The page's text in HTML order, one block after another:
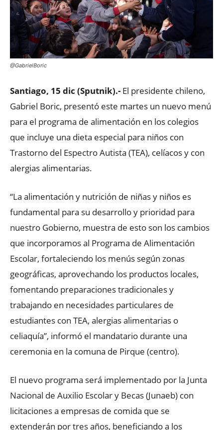
@GabrielBoric
Santiago, 15 dic (Sputnik).- El presidente chileno,
Gabriel Boric, presentó este martes un nuevo menú
para el programa de alimentación en los colegios
que incluye una dieta especial para niños con
Trastorno del Espectro Autista (TEA), celíacos y con
alergias alimentarias.
“La alimentación y nutrición de niñas y niños es
fundamental para su desarrollo y prioridad para
nuestro Gobierno, muestra de esto son los cambios
que incorporamos al Programa de Alimentación
Escolar, fortaleciendo los menús según zonas
geográficas, aprovechando los productos locales,
fomentando preparaciones tradicionales y
trabajando en necesidades particulares de
estudiantes con TEA, alergias alimentarias o
celiaquía”, informó el mandatario durante una
ceremonia en la comuna de Pirque (centro).
El nuevo programa será implementado por la Junta
Nacional de Auxilio Escolar y Becas (Junaeb) con
licitaciones a empresas de comida que se
extenderán por tres años, beneficiando a los